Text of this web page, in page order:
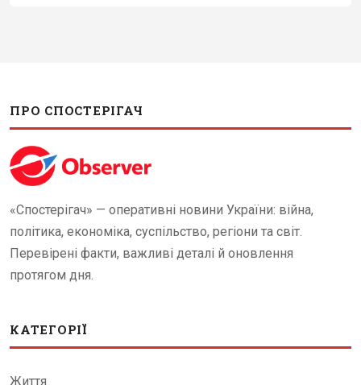
ПРО СПОСТЕРІГАЧ
«Спостерігач» — оперативні новини України: війна,
політика, економіка, суспільство, регіони та світ.
Перевірені факти, важливі деталі й оновлення
протягом дня.
КАТЕГОРІЇ
Життя